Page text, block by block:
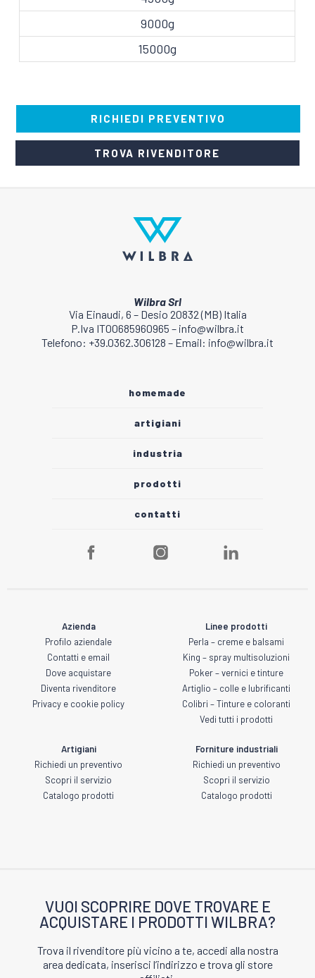
9000g
15000g
RICHIEDI PREVENTIVO
TROVA RIVENDITORE
Wilbra Srl
Via Einaudi, 6 – Desio 20832 (MB) Italia
P.Iva IT00685960965 – info@wilbra.it
Telefono: +39.0362.306128 – Email: info@wilbra.it
homemade
artigiani
industria
prodotti
contatti
Azienda
Profilo aziendale
Contatti e email
Dove acquistare
Diventa rivenditore
Privacy e cookie policy
Linee prodotti
Perla – creme e balsami
King – spray multisoluzioni
Poker – vernici e tinture
Artiglio – colle e lubrificanti
Colibri – Tinture e coloranti
Vedi tutti i prodotti
Artigiani
Richiedi un preventivo
Scopri il servizio
Catalogo prodotti
Forniture industriali
Richiedi un preventivo
Scopri il servizio
Catalogo prodotti
VUOI SCOPRIRE DOVE TROVARE E
ACQUISTARE I PRODOTTI WILBRA?
Trova il rivenditore più vicino a te, accedi alla nostra
area dedicata, inserisci l’indirizzo e trova gli store